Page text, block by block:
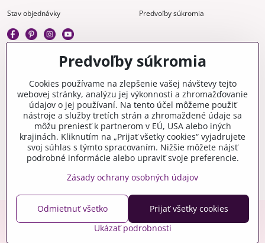
Stav objednávky
Predvoľby súkromia
Gravírovanie
Materiály na stiahnutie
Videonávody
Blog
Kreatívna poradňa
Copyright © 2006-2026 crafty.sk
Eshop pre Českú republiku - craftyshop.cz
Predvoľby súkromia
Cookies používame na zlepšenie vašej návštevy tejto
webovej stránky, analýzu jej výkonnosti a zhromažďovanie
údajov o jej používaní. Na tento účel môžeme použiť
nástroje a služby tretích strán a zhromaždené údaje sa
môžu preniesť k partnerom v EÚ, USA alebo iných
krajinách. Kliknutím na „Prijať všetky cookies“ vyjadrujete
svoj súhlas s týmto spracovaním. Nižšie môžete nájsť
podrobné informácie alebo upraviť svoje preferencie.
Zásady ochrany osobných údajov
Ukázať podrobnosti
Prijať všetky cookies
Odmietnuť všetko